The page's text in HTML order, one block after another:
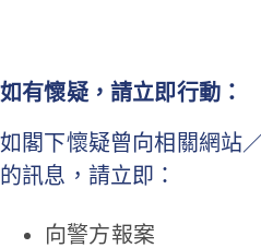
如有懷疑，請立即行動：
如閣下懷疑曾向相關網站
的訊息，請立即：
向警方報案